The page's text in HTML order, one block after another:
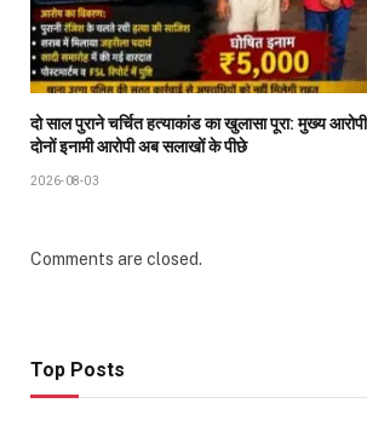
दो साल पुराने चर्चित हत्याकांड का खुलासा पूरा: मुख्य
दोनों इनामी आरोपी अब सलाखों के पीछे
2026-08-03
Comments are closed.
Top Posts